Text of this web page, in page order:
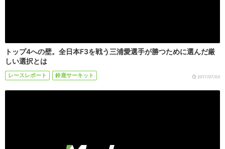
トップ4への壁。全日本F3を戦う三浦愛選手が勝つために選んだ厳
しい選択とは
レースレポート 鈴鹿サーキット 2017/07/03